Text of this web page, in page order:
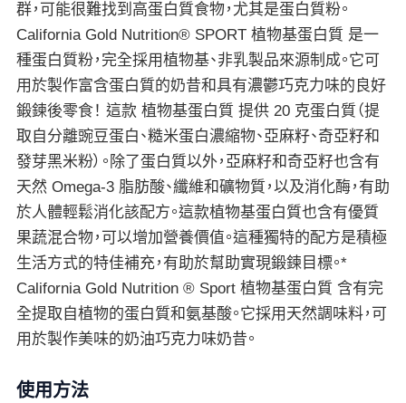
群，可能很難找到高蛋白質食物，尤其是蛋白質粉。
California Gold Nutrition® SPORT 植物基蛋白質 是一
種蛋白質粉，完全採用植物基、非乳製品來源制成。它可
用於製作富含蛋白質的奶昔和具有濃鬱巧克力味的良好
鍛鍊後零食！ 這款 植物基蛋白質 提供 20 克蛋白質（提
取自分離豌豆蛋白、糙米蛋白濃縮物、亞麻籽、奇亞籽和
發芽黑米粉）。除了蛋白質以外，亞麻籽和奇亞籽也含有
天然 Omega-3 脂肪酸、纖維和礦物質，以及消化酶，有助
於人體輕鬆消化該配方。這款植物基蛋白質也含有優質
果蔬混合物，可以增加營養價值。這種獨特的配方是積極
生活方式的特佳補充，有助於幫助實現鍛鍊目標。*
California Gold Nutrition ® Sport 植物基蛋白質 含有完
全提取自植物的蛋白質和氨基酸。它採用天然調味料，可
用於製作美味的奶油巧克力味奶昔。
使用方法